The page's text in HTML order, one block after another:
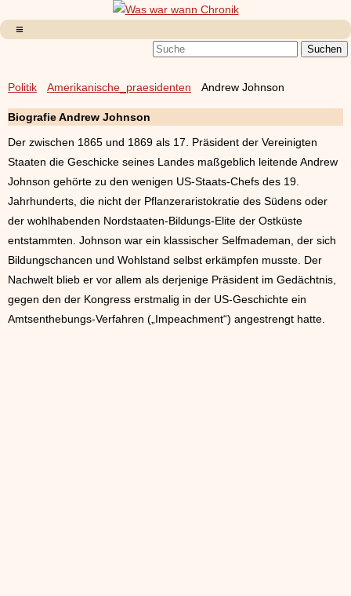
Politik Amerikanische_praesidenten Andrew Johnson
Biografie Andrew Johnson
Der zwischen 1865 und 1869 als 17. Präsident der Vereinigten
Staaten die Geschicke seines Landes maßgeblich leitende Andrew
Johnson gehörte zu den wenigen US-Staats-Chefs des 19.
Jahrhunderts, die nicht der Pflanzeraristokratie des Südens oder
der wohlhabenden Nordstaaten-Bildungs-Elite der Ostküste
entstammten. Johnson war ein klassischer Selfmademan, der sich
Bildungschancen und Wohlstand selbst erkämpfen musste. Der
Nachwelt blieb er vor allem als derjenige Präsident im Gedächtnis,
gegen den der Kongress erstmalig in der US-Geschichte ein
Amtsenthebungs-Verfahren („Impeachment“) angestrengt hatte.